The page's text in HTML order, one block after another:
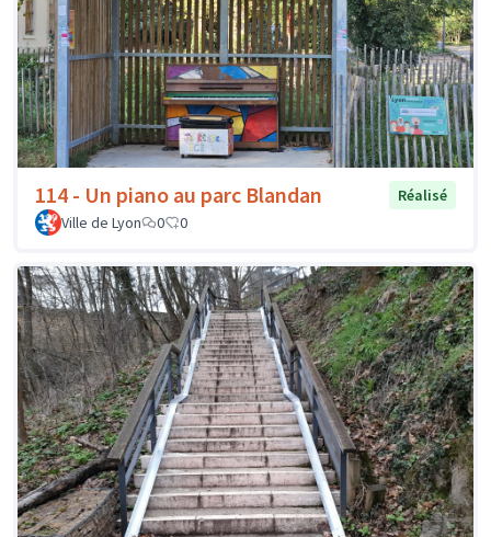
114 - Un piano au parc Blandan
Réalisé
Ville de Lyon
0 0